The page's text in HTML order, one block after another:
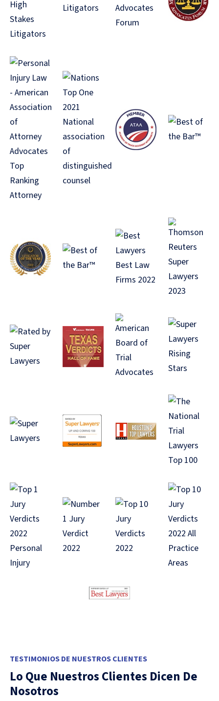
TESTIMONIOS DE NUESTROS CLIENTES
Lo Que Nuestros Clientes Dicen De
Nosotros